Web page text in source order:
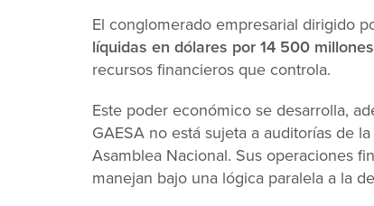
El conglomerado empresarial dirigido
líquidas en dólares por 14 500 millones
recursos financieros que controla.
Este poder económico se desarrolla,
GAESA no está sujeta a auditorías de
Asamblea Nacional. Sus operaciones
manejan bajo una lógica paralela a la